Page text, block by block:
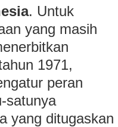
. Untuk
yang masih
1971,
peran
satunya
yang ditugaskan